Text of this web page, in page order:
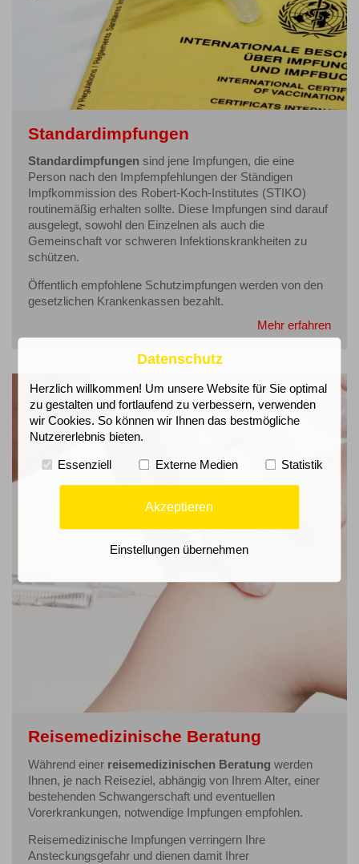
Standardimpfungen
Standardimpfungen sind jene Impfungen, die eine
Person nach den Impfempfehlungen der Ständigen
Impfkommission des Robert-Koch-Institutes (STIKO)
routinemäßig erhalten sollte. Diese Impfungen sind darauf
ausgelegt, sowohl den Einzelnen als auch die
Gemeinschaft vor schweren Infektionskrankheiten zu
schützen.
Öffentlich empfohlene Schutzimpfungen werden von den
gesetzlichen Krankenkassen bezahlt.
Mehr erfahren
Reisemedizinische Beratung
Während einer reisemedizinischen Beratung werden
Ihnen, je nach Reiseziel, abhängig von Ihrem Alter, einer
bestehenden Schwangerschaft und eventuellen
Vorerkrankungen, notwendige Impfungen empfohlen.
Reisemedizinische Impfungen verringern Ihre
Ansteckungsgefahr und dienen damit Ihrer
Datenschutz
Herzlich willkommen! Um unsere Website für Sie optimal
zu gestalten und fortlaufend zu verbessern, verwenden
wir Cookies. So können wir Ihnen das bestmögliche
Nutzererlebnis bieten.
Essenziell Externe Medien Statistik
Akzeptieren
Einstellungen übernehmen